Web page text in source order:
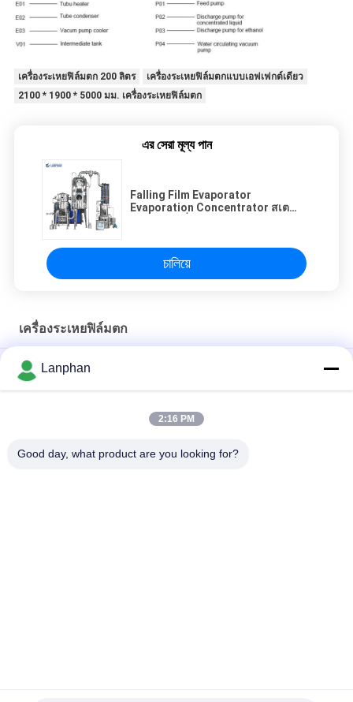
เครื่องระเหยฟิล์มตก 200 ลิตร
เครื่องระเหยฟิล์มตกแบบเอฟเฟกต์เดียว
2100 * 1900 * 5000 มม. เครื่องระเหยฟิล์มตก
এর সেরা মূল্য পান
Falling Film Evaporator
Evaporation Concentrator สเต
চালিয়ে
เครื่องระเหยฟิล์มตก
เครื่องระเหยฟิล์มตก 5kgh
Lanphan
2:16 PM
Good day, what product are you looking for?